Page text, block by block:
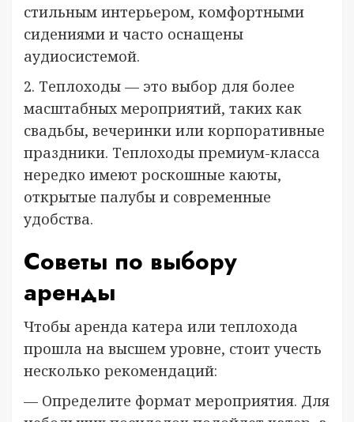
стильным интерьером, комфортными
сидениями и часто оснащены
аудиосистемой.
2. Теплоходы — это выбор для более
масштабных мероприятий, таких как
свадьбы, вечеринки или корпоративные
праздники. Теплоходы премиум-класса
нередко имеют роскошные каюты,
открытые палубы и современные
удобства.
Советы по выбору
аренды
Чтобы аренда катера или теплохода
прошла на высшем уровне, стоит учесть
несколько рекомендаций:
— Определите формат мероприятия. Для